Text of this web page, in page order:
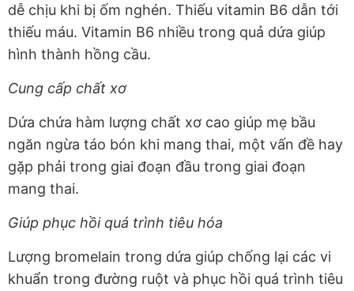
dễ chịu khi bị ốm nghén. Thiếu vitamin B6 dẫn tới
thiếu máu. Vitamin B6 nhiều trong quả dứa giúp
hình thành hồng cầu.
Cung cấp chất xơ
Dứa chứa hàm lượng chất xơ cao giúp mẹ bầu
ngăn ngừa táo bón khi mang thai, một vấn đề hay
gặp phải trong giai đoạn đầu trong giai đoạn
mang thai.
Giúp phục hồi quá trình tiêu hóa
Lượng bromelain trong dứa giúp chống lại các vi
khuẩn trong đường ruột và phục hồi quá trình tiêu